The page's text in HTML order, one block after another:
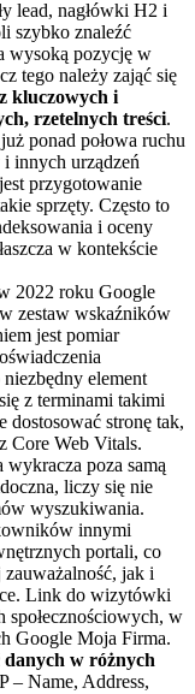
lead, nagłówki H2 i
szybko znaleźć
wysoką pozycję w
tego należy zająć się
kluczowych i
rzetelnych treści.
ponad połowa ruchu
innych urządzeń
przygotowanie
sprzęty. Często to
i oceny
w kontekście
2022 roku Google
zestaw wskaźników
jest pomiar
element
z terminami takimi
dostosować stronę tak,
Core Web Vitals.
poza samą
liczy się nie
wyszukiwania.
innymi
portali, co
jak i
Link do wizytówki
społecznościowych, w
Google Moja Firma.
danych w różnych
– Name, Address,